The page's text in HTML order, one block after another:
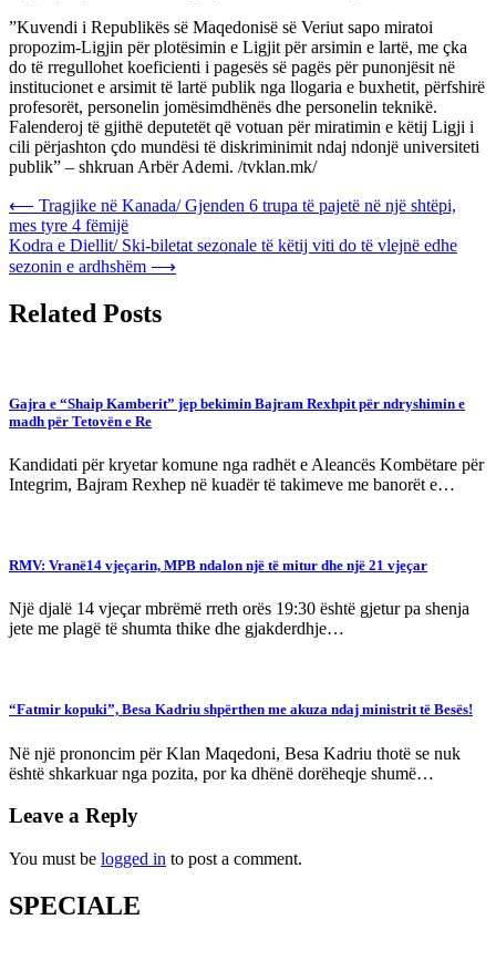
”Kuvendi i Republikës së Maqedonisë së Veriut sapo miratoi
propozim-Ligjin për plotësimin e Ligjit për arsimin e lartë, me çka
do të rregullohet koeficienti i pagesës së pagës për punonjësit në
institucionet e arsimit të lartë publik nga llogaria e buxhetit, përfshirë
profesorët, personelin jomësimdhënës dhe personelin teknikë.
Falenderoj të gjithë deputetët që votuan për miratimin e këtij Ligji i
cili përjashton çdo mundësi të diskriminimit ndaj ndonjë universiteti
publik” – shkruan Arbër Ademi. /tvklan.mk/
Post
navigation
⟵ Tragjike në Kanada/ Gjenden 6 trupa të pajetë në një shtëpi,
mes tyre 4 fëmijë
Kodra e Diellit/ Ski-biletat sezonale të këtij viti do të vlejnë edhe
sezonin e ardhshëm ⟶
Related Posts
Gajra e “Shaip Kamberit” jep bekimin Bajram Rexhpit për ndryshimin e
madh për Tetovën e Re
Kandidati për kryetar komune nga radhët e Aleancës Kombëtare për
Integrim, Bajram Rexhep në kuadër të takimeve me banorët e…
RMV: Vranë14 vjeçarin, MPB ndalon një të mitur dhe një 21 vjeçar
Një djalë 14 vjeçar mbrëmë rreth orës 19:30 është gjetur pa shenja
jete me plagë të shumta thike dhe gjakderdhje…
“Fatmir kopuki”, Besa Kadriu shpërthen me akuza ndaj ministrit të Besës!
Në një prononcim për Klan Maqedoni, Besa Kadriu thotë se nuk
është shkarkuar nga pozita, por ka dhënë dorëheqje shumë…
Leave a Reply
You must be logged in to post a comment.
SPECIALE